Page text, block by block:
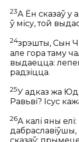
23А Ён сказаў у
ў місу, той
24зрэшты, Сын
але гора таму
выдаецца:
радзіцца.
25У адказ жа
Равьві? Ісус
26А калі яны елі: